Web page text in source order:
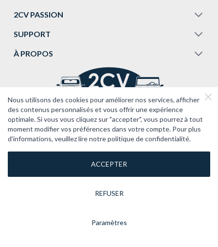
Nous utilisons des cookies pour améliorer nos services, afficher
des contenus personnalisés et vous offrir une expérience
optimale. Si vous vous cliquez sur "accepter", vous pourrez à tout
moment modifier vos préférences dans votre compte. Pour plus
d'informations, veuillez lire notre politique de confidentialité.
ACCEPTER
REFUSER
Paramètres
2CV PASSION
SUPPORT
À PROPOS